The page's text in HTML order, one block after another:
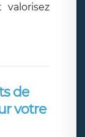
de
votre